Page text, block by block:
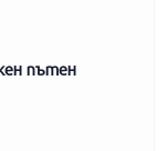
пътен